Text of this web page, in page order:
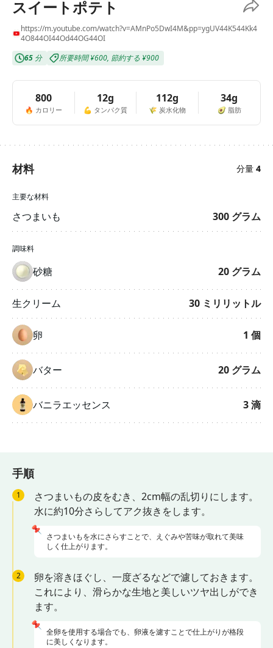
スイートポテト
https://m.youtube.com/watch?v=AMnPo5DwI4M&pp=ygUV44K544Kk4
4O844OI44Od44OG44OI
65 分 所要時間¥600, 節約する ¥900
800
🔥 カロリー
12g
💪 タンパク質
112g
🌾 炭水化物
34g
🥑 脂肪
材料 分量 4
主要な材料
さつまいも 300 グラム
調味料
砂糖 20 グラム
生クリーム 30 ミリリットル
卵 1 個
バター 20 グラム
バニラエッセンス 3滴
手順
1
さつまいもの皮をむき、2cm幅の乱切りにします。
水に約10分さらしてアク抜きをします。
さつまいもを水にさらすことで、えぐみや苦味が取れて美味
しく仕上がります。
📌
2
卵を溶きほぐし、一度ざるなどで濾しておきます。
これにより、滑らかな生地と美しいツヤ出しができ
ます。
全卵を使用する場合でも、卵液を濾すことで仕上がりが格段
に美しくなります。
📌